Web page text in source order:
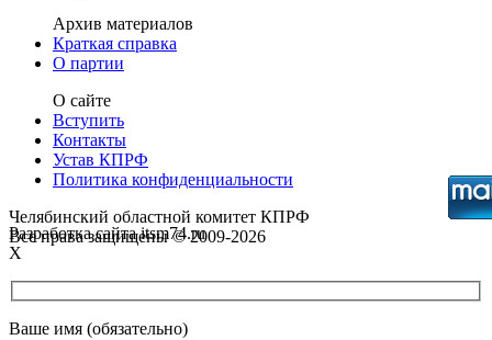
Архив материалов
Краткая справка
О партии
О сайте
Вступить
Контакты
Устав КПРФ
Политика конфиденциальности
Челябинский областной комитет КПРФ
Все права защищены © 2009-2026
Разработка сайта itsm74.ru
X
Ваше имя (обязательно)